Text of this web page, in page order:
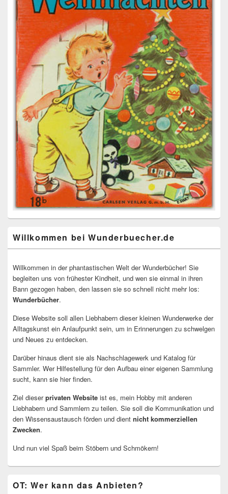
Willkommen bei Wunderbuecher.de
Willkommen in der phantastischen Welt der Wunderbücher! Sie
begleiten uns von frühester Kindheit, und wen sie einmal in ihren
Bann gezogen haben, den lassen sie so schnell nicht mehr los:
Wunderbücher.
Diese Website soll allen Liebhabern dieser kleinen Wunderwerke der
Alltagskunst ein Anlaufpunkt sein, um in Erinnerungen zu schwelgen
und Neues zu entdecken.
Darüber hinaus dient sie als Nachschlagewerk und Katalog für
Sammler. Wer Hilfestellung für den Aufbau einer eigenen Sammlung
sucht, kann sie hier finden.
Ziel dieserprivaten Website ist es, mein Hobby mit anderen
Liebhabern und Sammlern zu teilen. Sie soll die Kommunikation und
den Wissensaustausch förden und dient nicht kommerziellen
Zwecken.
Und nun viel Spaß beim Stöbern und Schmökern!
OT: Wer kann das Anbieten?